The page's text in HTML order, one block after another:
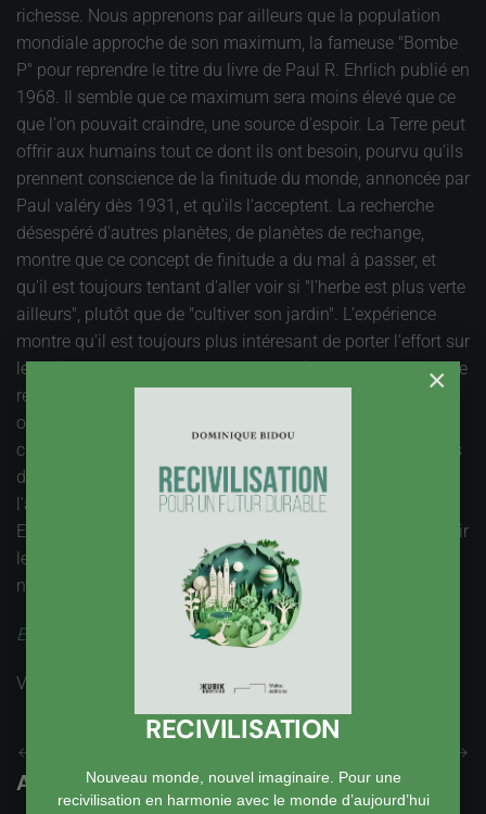
richesse. Nous apprenons par ailleurs que la population
mondiale approche de son maximum, la fameuse "Bombe
P" pour reprendre le titre du livre de Paul R. Ehrlich publié en
1968. Il semble que ce maximum sera moins élevé que ce
que l'on pouvait craindre, une source d'espoir. La Terre peut
offrir aux humains tout ce dont ils ont besoin, pourvu qu'ils
prennent conscience de la finitude du monde, annoncée par
Paul valéry dès 1931, et qu'ils l'acceptent. La recherche
désespéré d'autres planètes, de planètes de rechange,
montre que ce concept de finitude a du mal à passer, et
qu'il est toujours tentant d'aller voir si "l'herbe est plus verte
ailleurs", plutôt que de "cultiver son jardin". L'expérience
montre qu'il est toujours plus intéresant de porter l'effort sur
le meilleur usage des ressources, plutôt que la recherche de
ressources nouvelles. La colonisation des planètes est en
outre un objet de concurrence entre puissances. Il est à
craindre que cette fuite en avant mobilise les compétences
des meilleurs ingénieurs, au lieu de les affecter à
l'amélioration de notre qualité de vie, ici et maintenant.
Explorer l'espace, observer de haut la planète, oui, conquérir
les planètes et en faire un objet de conflits entre nations,
non.
Edito du 22 juillet 2020
Vues : 1813
Ajouter un Commentaire
×
RECIVILISATION
Nouveau monde, nouvel imaginaire. Pour une
recivilisation en harmonie avec le monde d’aujourd’hui